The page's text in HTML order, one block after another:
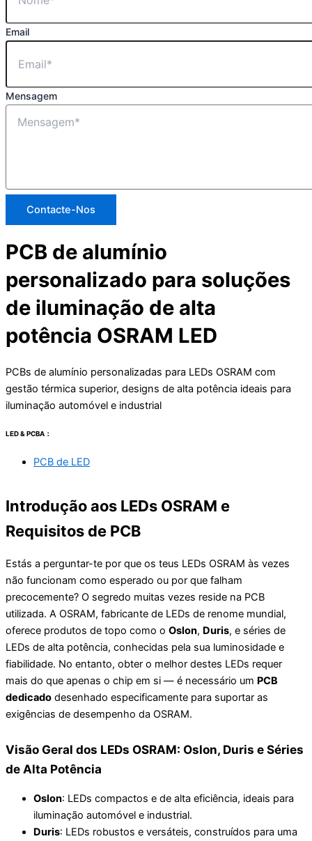
Email
Mensagem
Contacte-Nos
PCB de alumínio
personalizado para soluções
de iluminação de alta
potência OSRAM LED
PCBs de alumínio personalizadas para LEDs OSRAM com
gestão térmica superior, designs de alta potência ideais para
iluminação automóvel e industrial
LED & PCBA：
PCB de LED
Introdução aos LEDs OSRAM e
Requisitos de PCB
Estás a perguntar-te por que os teus LEDs OSRAM às vezes
não funcionam como esperado ou por que falham
precocemente? O segredo muitas vezes reside na PCB
utilizada. A OSRAM, fabricante de LEDs de renome mundial,
oferece produtos de topo como o Oslon, Duris, e séries de
LEDs de alta potência, conhecidas pela sua luminosidade e
fiabilidade. No entanto, obter o melhor destes LEDs requer
mais do que apenas o chip em si — é necessário um PCB
dedicado desenhado especificamente para suportar as
exigências de desempenho da OSRAM.
Visão Geral dos LEDs OSRAM: Oslon, Duris e Séries
de Alta Potência
Oslon: LEDs compactos e de alta eficiência, ideais para
iluminação automóvel e industrial.
Duris: LEDs robustos e versáteis, construídos para uma